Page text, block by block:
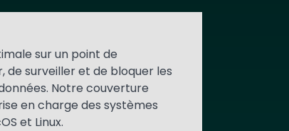
sur un point de
surveiller et de bloquer les
Notre couverture
en charge des systèmes
et Linux.